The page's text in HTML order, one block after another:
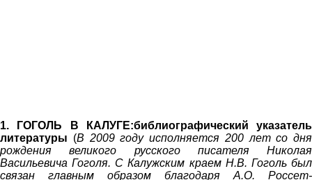
1. ГОГОЛЬ В КАЛУГЕ:библиографический указатель
литературы (В 2009 году исполняется 200 лет со дня
рождения великого русского писателя Николая
Васильевича Гоголя. С Калужским краем Н.В. Гоголь был
связан главным образом благодаря А.О. Россет-